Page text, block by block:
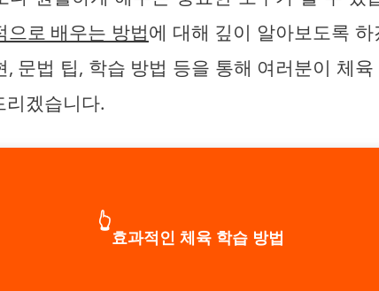
로 배우는 방법에 대해 깊이 알아보도록
, 문법 팁, 학습 방법 등을 통해 여러분이 체
리겠습니다.
👆
효과적인 체육 학습 방법